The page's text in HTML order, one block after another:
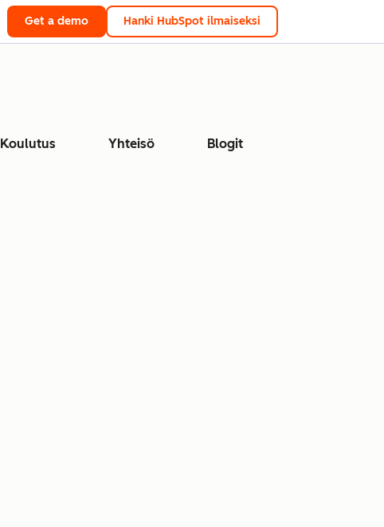
Get a demo Hanki HubSpot ilmaiseksi
Koulutus Yhteisö Blogit